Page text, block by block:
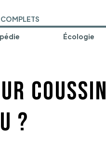
COMPLETS
Écologie
coussin
?